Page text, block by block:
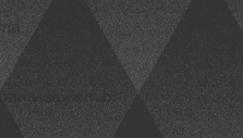
ce.com.br